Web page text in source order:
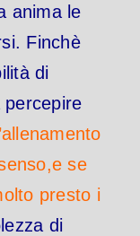
anima le
Finchè
di
se
presto i
di